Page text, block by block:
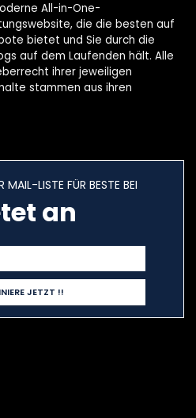
All-in-One-
die die besten auf
bietet und Sie durch die
auf dem Laufenden hält. Alle
ihrer jeweiligen
stammen aus ihren
MAIL-LISTE FÜR BESTE BEI
an